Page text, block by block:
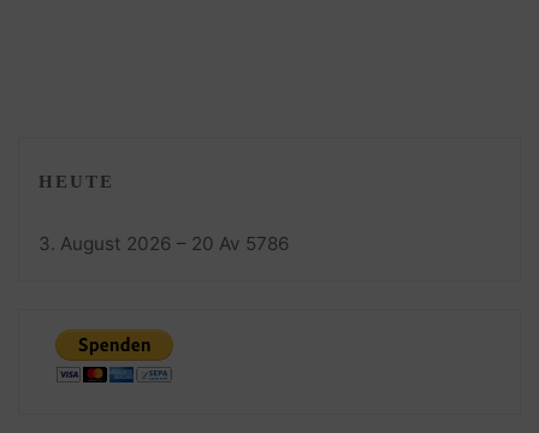
HEUTE
3. August 2026 – 20 Av 5786